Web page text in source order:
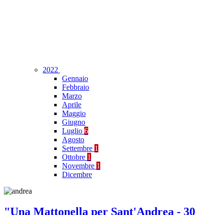
2022
Gennaio
Febbraio
Marzo
Aprile
Maggio
Giugno
Luglio 6
Agosto
Settembre 1
Ottobre 1
Novembre 1
Dicembre
"Una Mattonella per Sant'Andrea - 30